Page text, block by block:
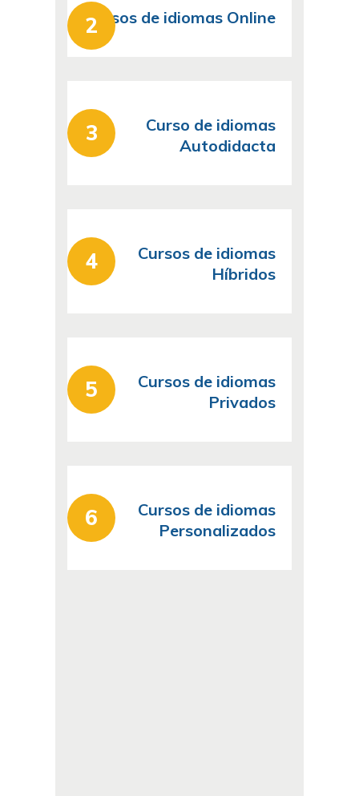
Cursos de idiomas Online
Curso de idiomas
Autodidacta
Cursos de idiomas
Híbridos
Cursos de idiomas
Privados
Cursos de idiomas
Personalizados